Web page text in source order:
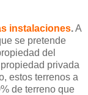
instalaciones.A
se pretende
del
privada
estos terrenos a
de terreno que